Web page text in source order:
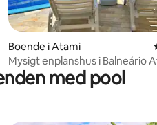
betyg, 61
Boende i Atami
Mysigt enplanshus i Balneário
med pool